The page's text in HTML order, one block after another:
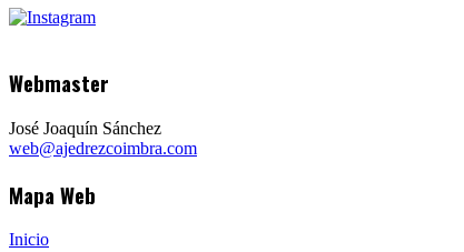
Webmaster
José Joaquín Sánchez
web@ajedrezcoimbra.com
Mapa Web
Inicio